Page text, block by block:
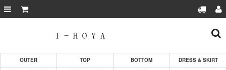
OUTER TOP BOTTOM
DRESS & SKIRT